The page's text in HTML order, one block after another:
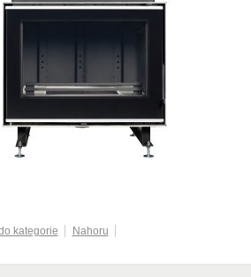
kategorie Nahoru